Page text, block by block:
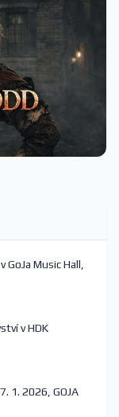
Music Hall,
v HDK
1. 2026, GOJA